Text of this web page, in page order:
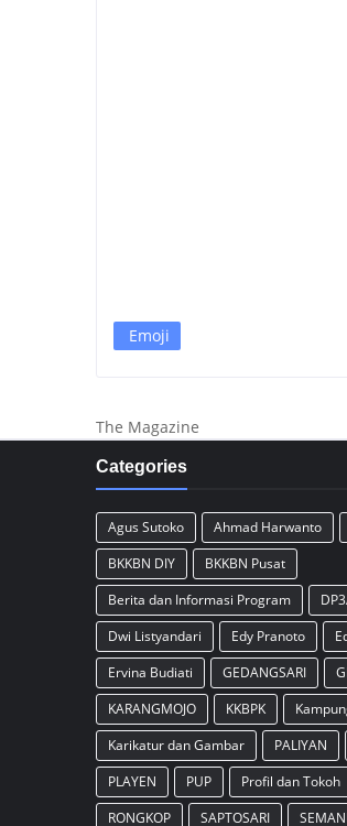
Emoji
The Magazine
Categories
Agus Sutoko Ahmad Harwanto
BKKBN DIY
BKKBN Pusat
Berita dan Informasi Program
Dwi Listyandari
Edy Pranoto
Ervina Budiati
GEDANGSARI
KARANGMOJO
KKBPK
Karikatur dan Gambar
PALIYAN
PLAYEN
PUP Profil dan Tokoh
RONGKOP
SAPTOSARI